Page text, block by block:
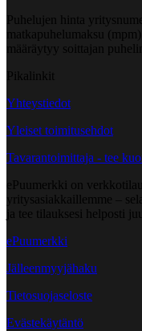
Puhelujen hinta
matkapuhelumaksu
määräytyy soittajan
Pikalinkit
Yhteystiedot
Yleiset toimitusehdot
Tavarantoimittaja - tee
ePuumerkki on
yritysasiakkaillemme –
ja tee tilauksesi helposti
ePuumerkki
Jälleenmyyjähaku
Tietosuojaseloste
Evästekäytäntö